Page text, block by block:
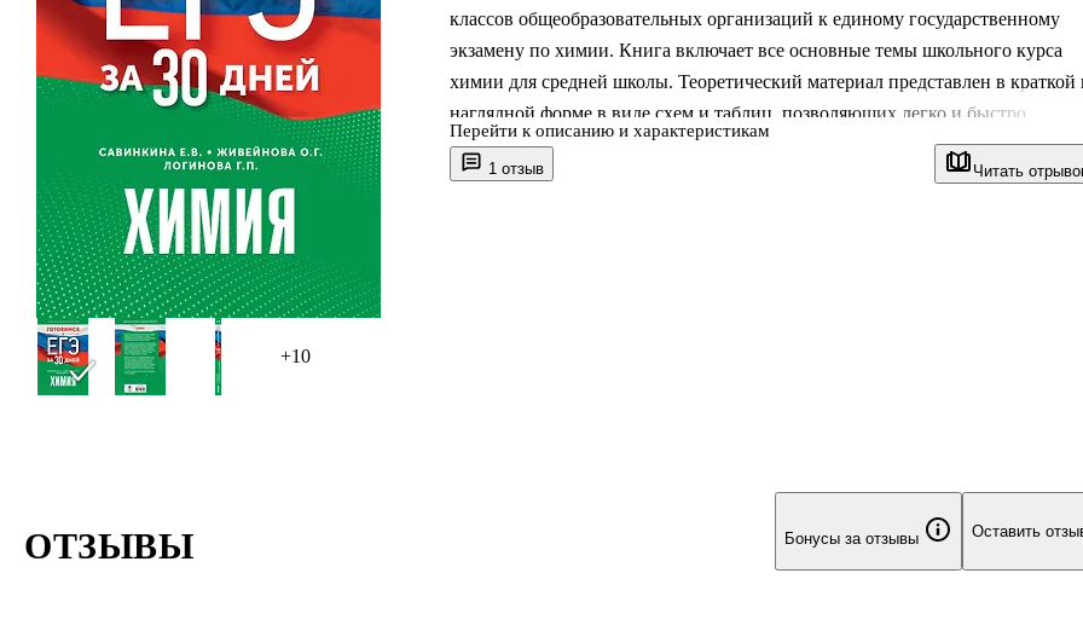
+10
1 отзыв Читать
классов общеобразовательных организаций к единому государственному
экзамену по химии. Книга включает все основные темы школьного курса
химии для средней школы. Теоретический материал представлен в краткой
наглядной форме в виде схем и таблиц, позволяющих легко и быстро
повторить пройденный в школе курс, систематизировать и углубить
полученные за время обучения знания.
Перейти к описанию и характеристикам
ОТЗЫВЫ Бонусы за отзывы Оставить